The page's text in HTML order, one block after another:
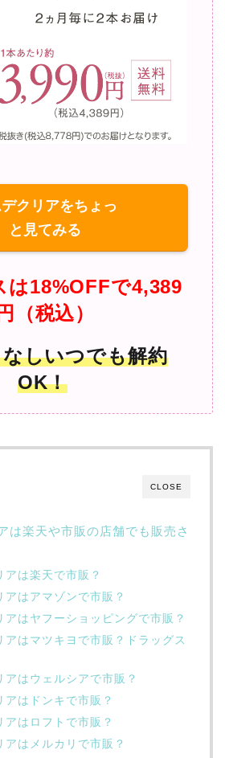
クリアをちょっ
と見てみる
は18%OFFで4,389
円（税込）
しいつでも解約
OK！
CLOSE
は楽天や市販の店舗でも販売さ
アは楽天で市販？
アはアマゾンで市販？
アはヤフーショッピングで市販？
アはマツキヨで市販？ドラッグス
アはウェルシアで市販？
アはドンキで市販？
アはロフトで市販？
アはメルカリで市販？